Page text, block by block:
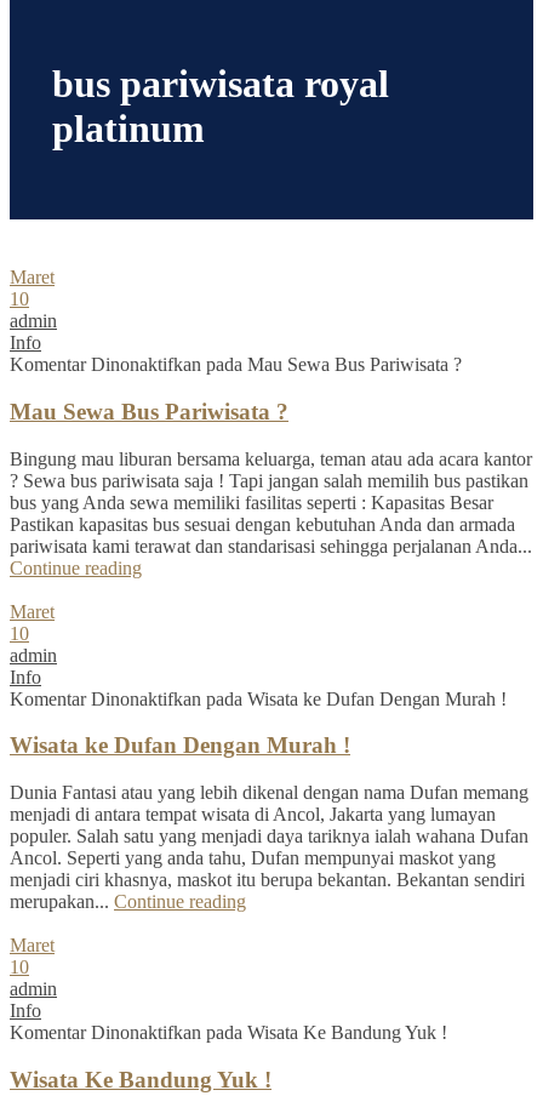
bus pariwisata royal
platinum
Maret
10
admin
Info
Komentar Dinonaktifkan pada Mau Sewa Bus Pariwisata ?
Mau Sewa Bus Pariwisata ?
Bingung mau liburan bersama keluarga, teman atau ada acara kantor
? Sewa bus pariwisata saja ! Tapi jangan salah memilih bus pastikan
bus yang Anda sewa memiliki fasilitas seperti : Kapasitas Besar
Pastikan kapasitas bus sesuai dengan kebutuhan Anda dan armada
pariwisata kami terawat dan standarisasi sehingga perjalanan Anda...
Continue reading
Maret
10
admin
Info
Komentar Dinonaktifkan pada Wisata ke Dufan Dengan Murah !
Wisata ke Dufan Dengan Murah !
Dunia Fantasi atau yang lebih dikenal dengan nama Dufan memang
menjadi di antara tempat wisata di Ancol, Jakarta yang lumayan
populer. Salah satu yang menjadi daya tariknya ialah wahana Dufan
Ancol. Seperti yang anda tahu, Dufan mempunyai maskot yang
menjadi ciri khasnya, maskot itu berupa bekantan. Bekantan sendiri
merupakan... Continue reading
Maret
10
admin
Info
Komentar Dinonaktifkan pada Wisata Ke Bandung Yuk !
Wisata Ke Bandung Yuk !